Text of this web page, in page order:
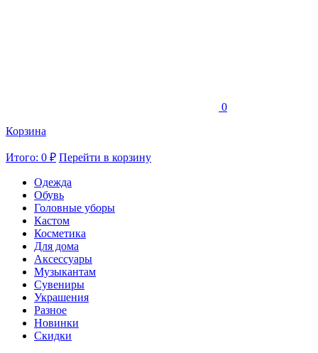
0
Корзина
Итого: 0 ₽ Перейти в корзину
Одежда
Обувь
Головные уборы
Кастом
Косметика
Для дома
Аксессуары
Музыкантам
Сувениры
Украшения
Разное
Новинки
Скидки